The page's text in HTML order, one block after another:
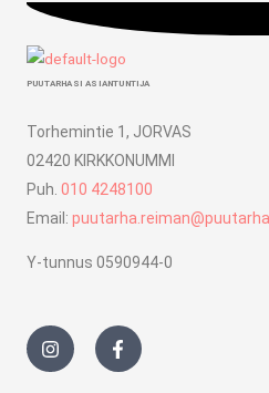
PUUTARHASI ASIANTUNTIJA
Torhemintie 1, JORVAS
02420 KIRKKONUMMI
Puh. 010 4248100
Email:
Y-tunnus 0590944-0
I
n
s
t
F
a
c
e